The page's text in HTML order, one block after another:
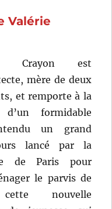
Valérie
Crayon est
mère de deux
et remporte à la
d’un formidable
un grand
lancé par la
de Paris pour
le parvis de
nouvelle